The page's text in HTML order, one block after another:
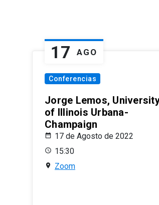
17 AGO
Conferencias
Jorge Lemos,
of Illinois Urbana-
Champaign
17 de Agosto de 2022
15:30
Zoom